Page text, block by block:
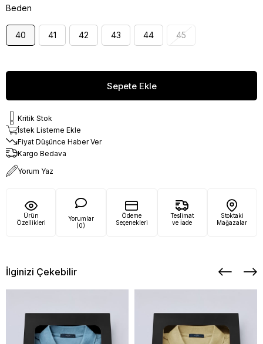
Beden
40 41 42 43 44 45
Kritik Stok
İstek Listeme Ekle
Fiyat Düşünce Haber Ver
Kargo Bedava
Yorum Yaz
Ürün
Özellikleri
Yorumlar
(0)
Ödeme
Seçenekleri
Teslimat
ve İade
Stoktaki
Mağazalar
İlginizi Çekebilir